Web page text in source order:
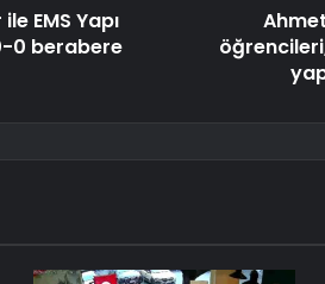
EMS Yapı
0 berabere